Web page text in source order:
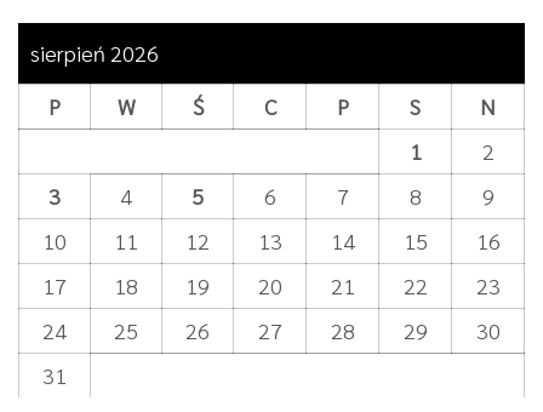
sierpień 2026
P
W Ś C P S
N
1
2
3
4 5 6 7 8
9
10
11 12 13 14 15
16
17
18 19 20 21 22
23
24
25 26 27 28 29
30
31